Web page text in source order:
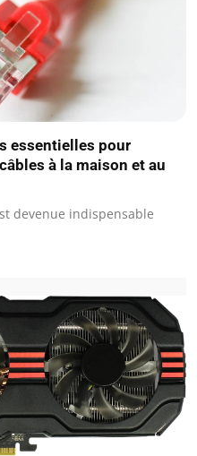
essentielles pour
à la maison et au
devenue indispensable